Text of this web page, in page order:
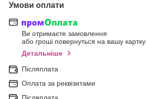
Умови оплати
Ви отримаєте замовлення
або гроші повернуться на вашу картку
Детальніше
Післяплата
Оплата за реквізитами